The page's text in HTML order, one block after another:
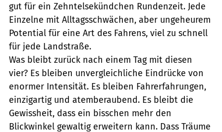
gut für ein Zehntelsekündchen Rundenzeit. Jede
Einzelne mit Alltagsschwächen, aber ungeheurem
Potential für eine Art des Fahrens, viel zu schnell
für jede Landstraße.
Was bleibt zurück nach einem Tag mit diesen
vier? Es bleiben unvergleichliche Eindrücke von
enormer Intensität. Es bleiben Fahrerfahrungen,
einzigartig und atemberaubend. Es bleibt die
Gewissheit, dass ein bisschen mehr den
Blickwinkel gewaltig erweitern kann. Dass Träume